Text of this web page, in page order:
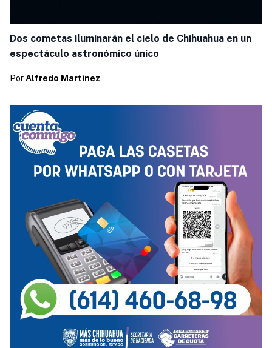
Dos cometas iluminarán el cielo de Chihuahua en un
espectáculo astronómico único
Por Alfredo Martínez